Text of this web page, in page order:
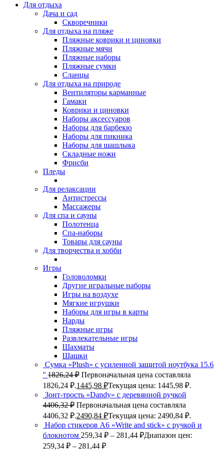
Для отдыха
Дача и сад
Скворечники
Для отдыха на пляже
Пляжные коврики и циновки
Пляжные мячи
Пляжные наборы
Пляжные сумки
Сланцы
Для отдыха на природе
Вентиляторы карманные
Гамаки
Коврики и циновки
Наборы аксессуаров
Наборы для барбекю
Наборы для пикника
Наборы для шашлыка
Складные ножи
Фрисби
Пледы
Для релаксации
Антистрессы
Массажеры
Для спа и сауны
Полотенца
Спа-наборы
Товары для сауны
Для творчества и хобби
Игры
Головоломки
Другие игральные наборы
Игры на воздухе
Мягкие игрушки
Наборы для игры в карты
Нарды
Пляжные игры
Развлекательные игры
Шахматы
Шашки
Сумка «Plush» c усиленной защитой ноутбука 15.6
'' 1826,24₽ Первоначальная цена составляла
1826,24 ₽.1445,98 ₽Текущая цена: 1445,98 ₽.
Зонт-трость «Dandy» с деревянной ручкой
4406,32₽ Первоначальная цена составляла
4406,32 ₽.2490,84 ₽Текущая цена: 2490,84 ₽.
Набор стикеров А6 «Write and stick» с ручкой и
блокнотом 259,34 ₽ – 281,44 ₽Диапазон цен:
259,34 ₽ – 281,44 ₽